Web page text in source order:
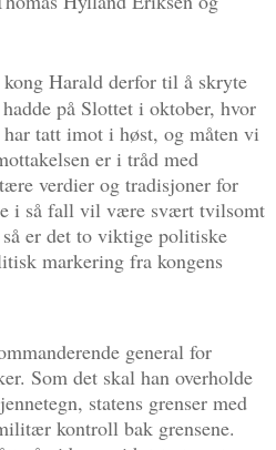
Harald derfor til å skryte
på Slottet i oktober, hvor
tatt imot i høst, og måten vi
er i tråd med
verdier og tradisjoner for
i så fall vil være svært tvilsomt
er det to viktige politiske
markering fra kongens
general for
Som det skal han overholde
statens grenser med
kontroll bak grensene.